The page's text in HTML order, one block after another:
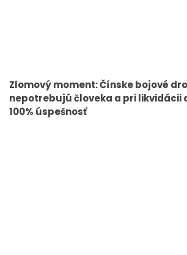
Zlomový moment: Čínske bojové
nepotrebujú človeka a pri likvidácii
100% úspešnosť